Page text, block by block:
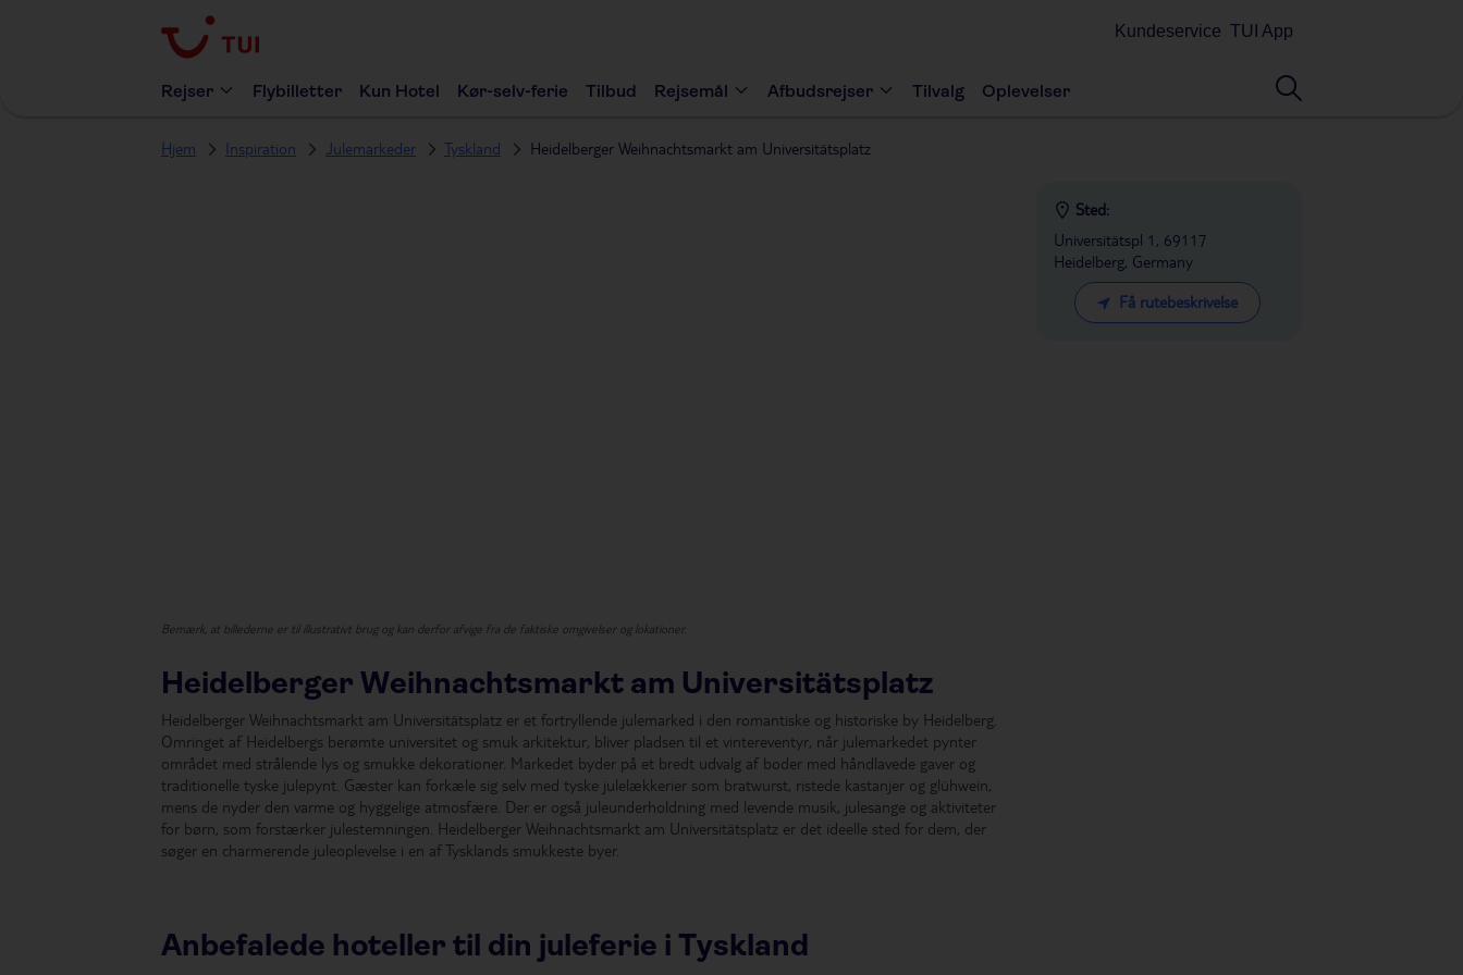
Kundeservice TUI App
Rejser Flybilletter Kun Hotel Kør-selv-ferie Tilbud Rejsemål Afbudsrejser Tilvalg Oplevelser
Hjem Inspiration Julemarkeder Tyskland Heidelberger Weihnachtsmarkt am Universitätsplatz
Bemærk, at billederne er til illustrativt brug og kan derfor afvige fra de faktiske omgivelser og lokationer.
Heidelberger Weihnachtsmarkt am Universitätsplatz
Heidelberger Weihnachtsmarkt am Universitätsplatz er et fortryllende julemarked i den romantiske og historiske by Heidelberg.
Omringet af Heidelbergs berømte universitet og smuk arkitektur, bliver pladsen til et vintereventyr, når julemarkedet pynter
området med strålende lys og smukke dekorationer. Markedet byder på et bredt udvalg af boder med håndlavede gaver og
traditionelle tyske julepynt. Gæster kan forkæle sig selv med tyske julelækkerier som bratwurst, ristede kastanjer og glühwein,
mens de nyder den varme og hyggelige atmosfære. Der er også juleunderholdning med levende musik, julesange og aktiviteter
for børn, som forstærker julestemningen. Heidelberger Weihnachtsmarkt am Universitätsplatz er det ideelle sted for dem, der
søger en charmerende juleoplevelse i en af Tysklands smukkeste byer.
Sted:
Universitätspl 1, 69117
Heidelberg, Germany
Få rutebeskrivelse
Anbefalede hoteller til din juleferie i Tyskland